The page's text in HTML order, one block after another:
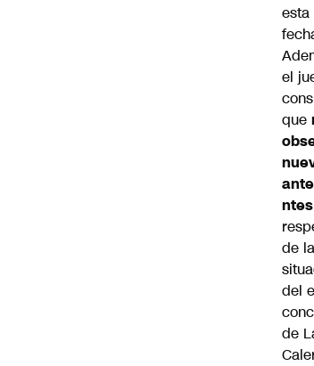
esta
el
que
ntes
de la
del
de